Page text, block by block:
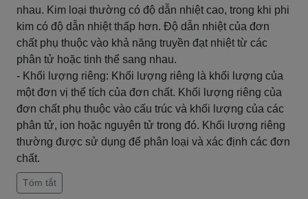
nhau. Kim loại thường có độ dẫn nhiệt cao, trong khi phi
kim có độ dẫn nhiệt thấp hơn. Độ dẫn nhiệt của đơn
chất phụ thuộc vào khả năng truyền đạt nhiệt từ các
phân tử hoặc tinh thể sang nhau.
- Khối lượng riêng: Khối lượng riêng là khối lượng của
một đơn vị thể tích của đơn chất. Khối lượng riêng của
đơn chất phụ thuộc vào cấu trúc và khối lượng của các
phân tử, ion hoặc nguyên tử trong đó. Khối lượng riêng
thường được sử dụng để phân loại và xác định các đơn
chất.
Tóm tắt